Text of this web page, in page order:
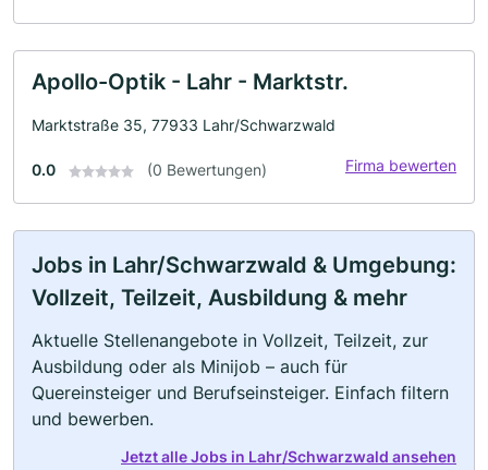
Apollo-Optik - Lahr - Marktstr.
Marktstraße 35, 77933 Lahr/Schwarzwald
0.0 (0 Bewertungen) Firma bewerten
Jobs in Lahr/Schwarzwald & Umgebung:
Vollzeit, Teilzeit, Ausbildung & mehr
Aktuelle Stellenangebote in Vollzeit, Teilzeit, zur
Ausbildung oder als Minijob – auch für
Quereinsteiger und Berufseinsteiger. Einfach filtern
und bewerben.
Jetzt alle Jobs in Lahr/Schwarzwald ansehen